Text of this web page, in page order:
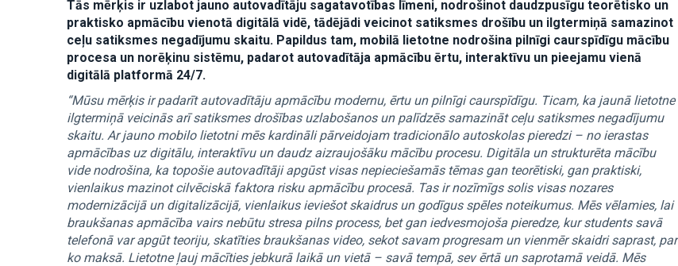
Tās mērķis ir uzlabot jauno autovadītāju sagatavotības līmeni, nodrošinot daudzpusīgu teorētisko un
praktisko apmācību vienotā digitālā vidē, tādējādi veicinot satiksmes drošību un ilgtermiņā samazinot
ceļu satiksmes negadījumu skaitu. Papildus tam, mobilā lietotne nodrošina pilnīgi caurspīdīgu mācību
procesa un norēķinu sistēmu, padarot autovadītāja apmācību ērtu, interaktīvu un pieejamu vienā
digitālā platformā 24/7.
“Mūsu mērķis ir padarīt autovadītāju apmācību modernu, ērtu un pilnīgi caurspīdīgu. Ticam, ka jaunā lietotne
ilgtermiņā veicinās arī satiksmes drošības uzlabošanos un palīdzēs samazināt ceļu satiksmes negadījumu
skaitu. Ar jauno mobilo lietotni mēs kardināli pārveidojam tradicionālo autoskolas pieredzi – no ierastas
apmācības uz digitālu, interaktīvu un daudz aizraujošāku mācību procesu. Digitāla un strukturēta mācību
vide nodrošina, ka topošie autovadītāji apgūst visas nepieciešamās tēmas gan teorētiski, gan praktiski,
vienlaikus mazinot cilvēciskā faktora risku apmācību procesā. Tas ir nozīmīgs solis visas nozares
modernizācijā un digitalizācijā, vienlaikus ieviešot skaidrus un godīgus spēles noteikumus. Mēs vēlamies, lai
braukšanas apmācība vairs nebūtu stresa pilns process, bet gan iedvesmojoša pieredze, kur students savā
telefonā var apgūt teoriju, skatīties braukšanas video, sekot savam progresam un vienmēr skaidri saprast, par
ko maksā. Lietotne ļauj mācīties jebkurā laikā un vietā – savā tempā, sev ērtā un saprotamā veidā. Mēs